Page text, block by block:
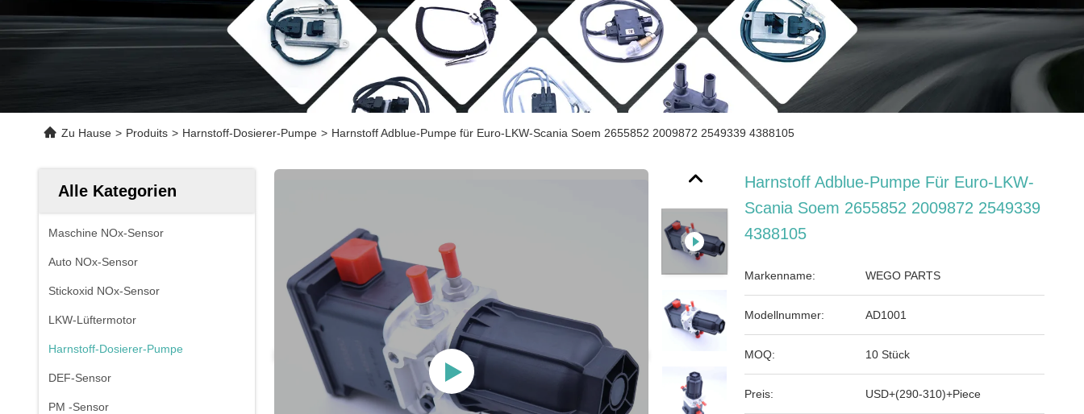
Zu Hause > Produits > Harnstoff-Dosierer-Pumpe > Harnstoff Adblue-Pumpe für Euro-LKW-Scania Soem 2655852 2009872 2549339 4388105
Alle Kategorien
Maschine NOx-Sensor
Auto NOx-Sensor
Stickoxid NOx-Sensor
LKW-Lüftermotor
Harnstoff-Dosierer-Pumpe
DEF-Sensor
PM -Sensor
Harnstoff Adblue-Pumpe Für Euro-LKW-
Scania Soem 2655852 2009872 2549339
4388105
Markenname: WEGO PARTS
Modellnummer: AD1001
MOQ: 10 Stück
Preis: USD+(290-310)+Piece